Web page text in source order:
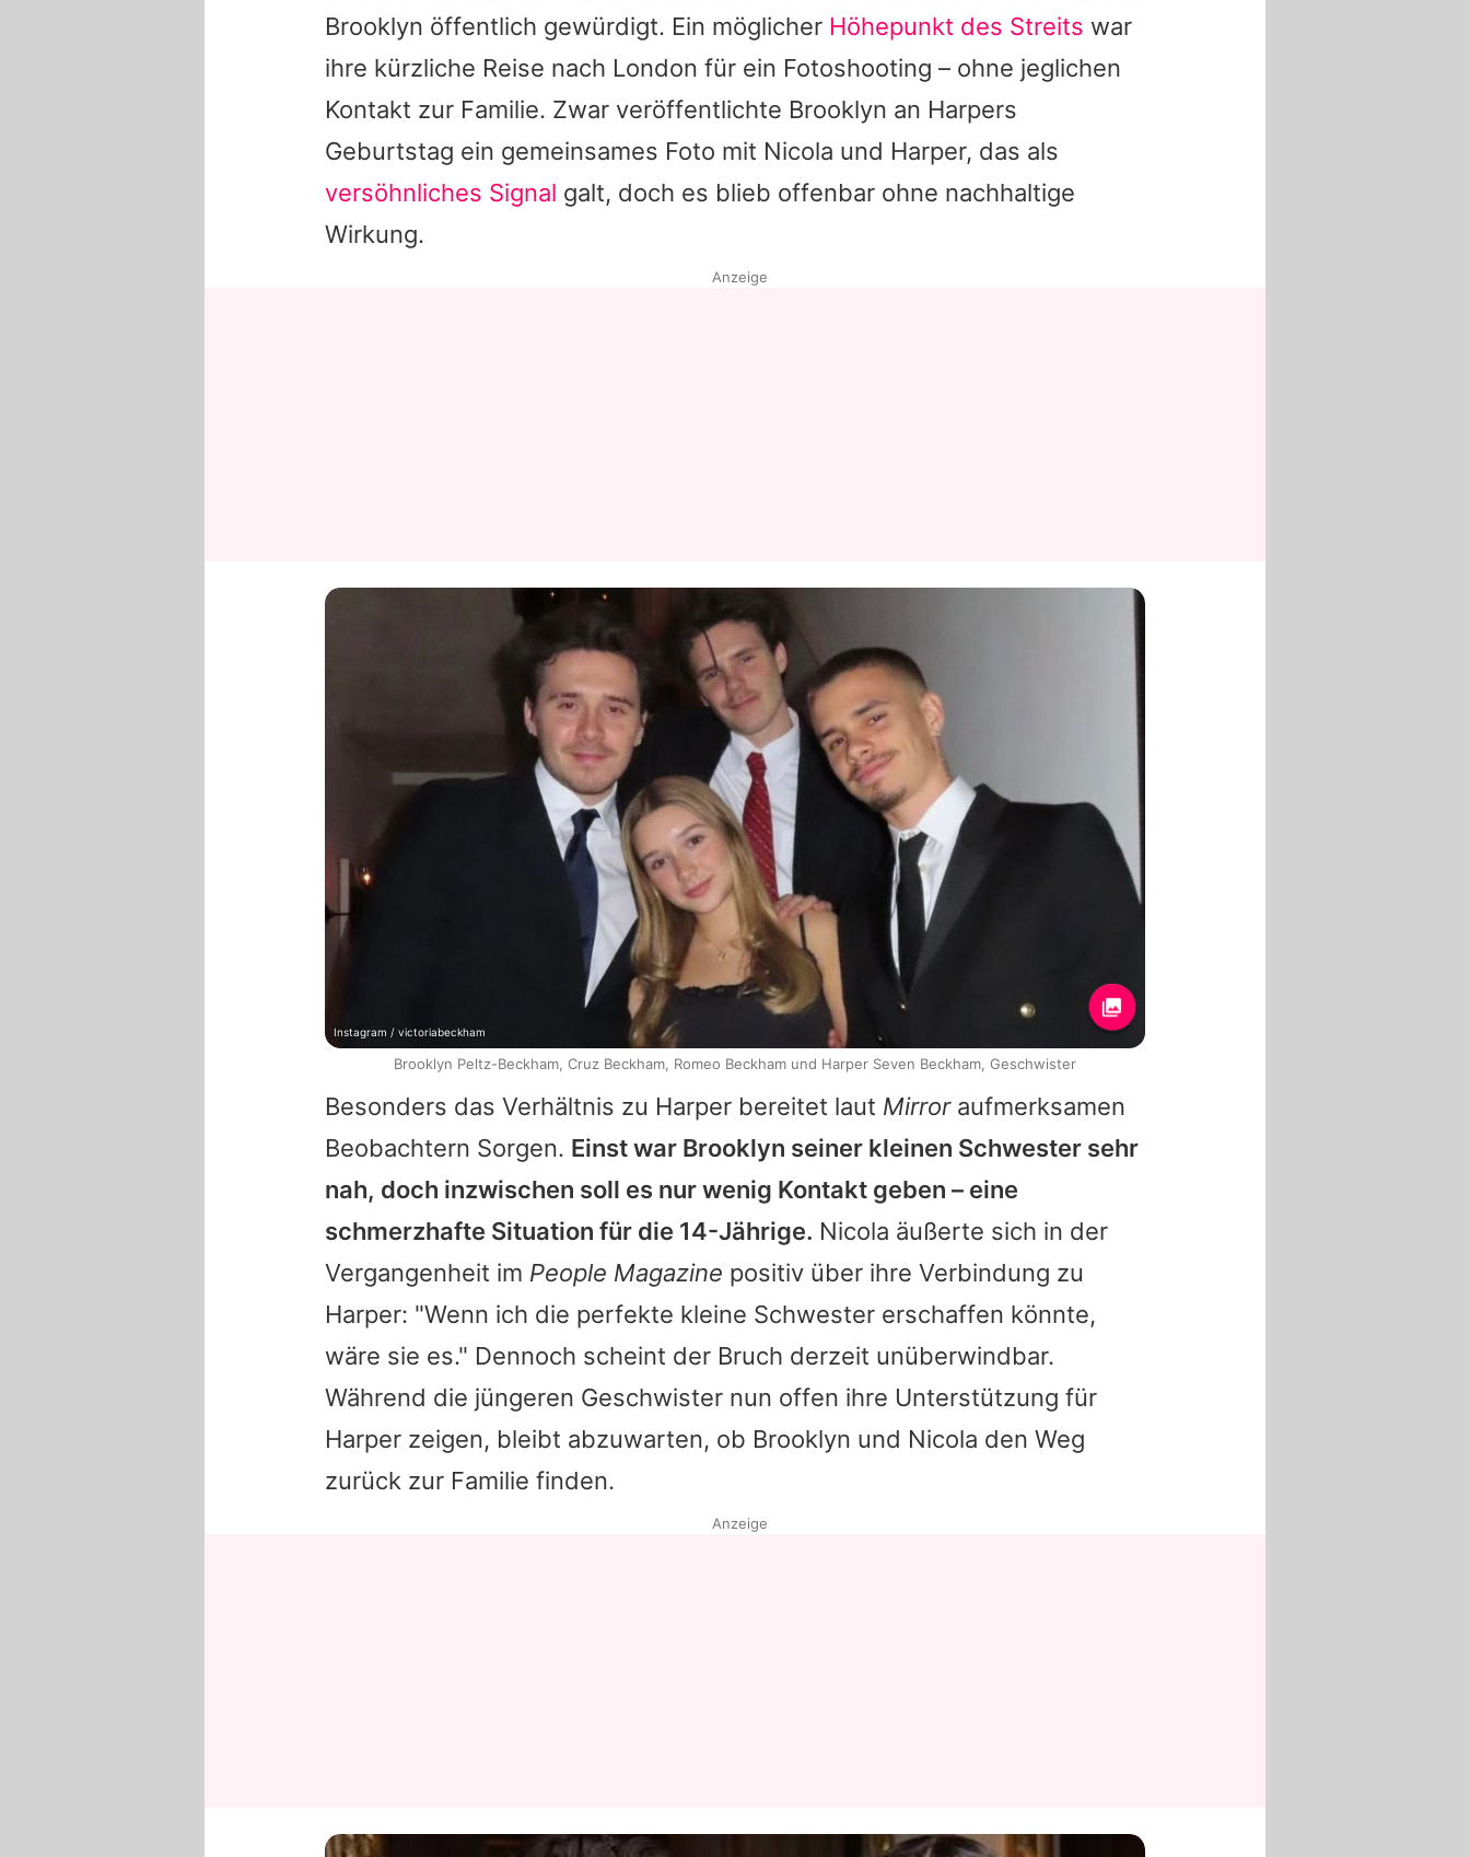
Brooklyn öffentlich gewürdigt. Ein möglicher Höhepunkt des Streits war
ihre kürzliche Reise nach London für ein Fotoshooting – ohne jeglichen
Kontakt zur Familie. Zwar veröffentlichte Brooklyn an Harpers
Geburtstag ein gemeinsames Foto mit Nicola und Harper, das als
versöhnliches Signal galt, doch es blieb offenbar ohne nachhaltige
Wirkung.
Besonders das Verhältnis zu Harper bereitet laut Mirroraufmerksamen
Beobachtern Sorgen. Einst war Brooklyn seiner kleinen Schwester sehr
nah, doch inzwischen soll es nur wenig Kontakt geben – eine
schmerzhafte Situation für die 14-Jährige. Nicola äußerte sich in der
Vergangenheit im People Magazine positiv über ihre Verbindung zu
Harper: "Wenn ich die perfekte kleine Schwester erschaffen könnte,
wäre sie es." Dennoch scheint der Bruch derzeit unüberwindbar.
Während die jüngeren Geschwister nun offen ihre Unterstützung für
Harper zeigen, bleibt abzuwarten, ob Brooklyn und Nicola den Weg
zurück zur Familie finden.
Anzeige
Instagram / victoriabeckham
Brooklyn Peltz-Beckham, Cruz Beckham, Romeo Beckham und Harper Seven Beckham, Geschwister
Anzeige